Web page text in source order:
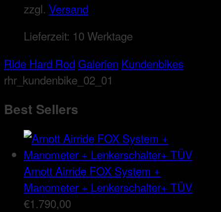
zzgl. Versand
Lieferzeit: 10 Werktage
Ride Hard Rod Galerien Kundenbikes
rhr_kundenbike_02_01
Best Sellers
Arnott Airride FOX System +
Manometer + Lenkerschalter+ TÜV
€1.790,00